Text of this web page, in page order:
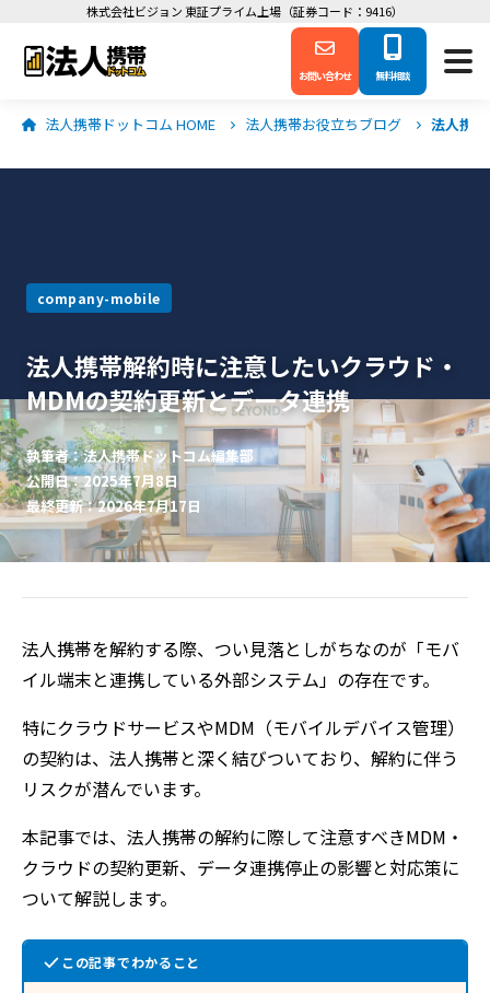
株式会社ビジョン 東証プライム上場（証券コード：9416）
お問い合わせ 無料相談
法人携帯ドットコム HOME 法人携帯お役立ちブログ 法人携
company-mobile
法人携帯解約時に注意したいクラウド・
MDMの契約更新とデータ連携
執筆者：法人携帯ドットコム編集部
公開日：2025年7月8日
最終更新：2026年7月17日
法人携帯を解約する際、つい見落としがちなのが「モバ
イル端末と連携している外部システム」の存在です。
特にクラウドサービスやMDM（モバイルデバイス管理）
の契約は、法人携帯と深く結びついており、解約に伴う
リスクが潜んでいます。
本記事では、法人携帯の解約に際して注意すべきMDM・
クラウドの契約更新、データ連携停止の影響と対応策に
ついて解説します。
この記事でわかること